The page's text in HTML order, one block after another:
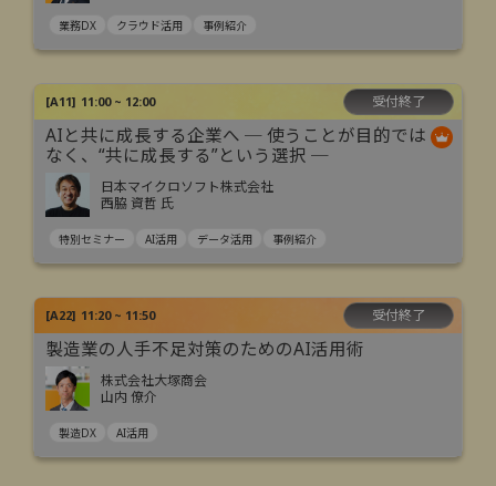
業務DX クラウド活用 事例紹介
[A11] 11:00 ~ 12:00 受付終了
AIと共に成長する企業へ ─ 使うことが目的では
なく、“共に成長する”という選択 ─
日本マイクロソフト株式会社
西脇 資哲 氏
特別セミナー AI活用 データ活用 事例紹介
[A22] 11:20 ~ 11:50 受付終了
製造業の人手不足対策のためのAI活用術
株式会社大塚商会
山内 僚介
製造DX AI活用